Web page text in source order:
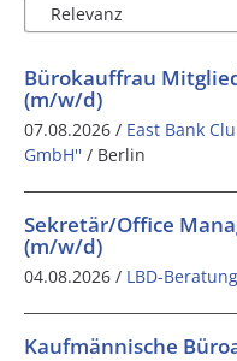
Bürokauffrau
(m/w/d)
07.08.2026 / East Bank
GmbH'' / Berlin
Sekretär/Office
(m/w/d)
04.08.2026 / LBD-
Kaufmännische